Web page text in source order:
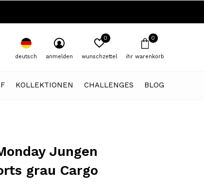
KOLLEKTIONEN CHALLENGES BLOG
deutsch anmelden wunschzettel
0
ihr warenkorb
0
Jungen
grau Cargo